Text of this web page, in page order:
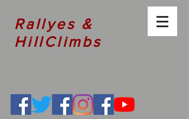
Rallyes &
HillClimbs